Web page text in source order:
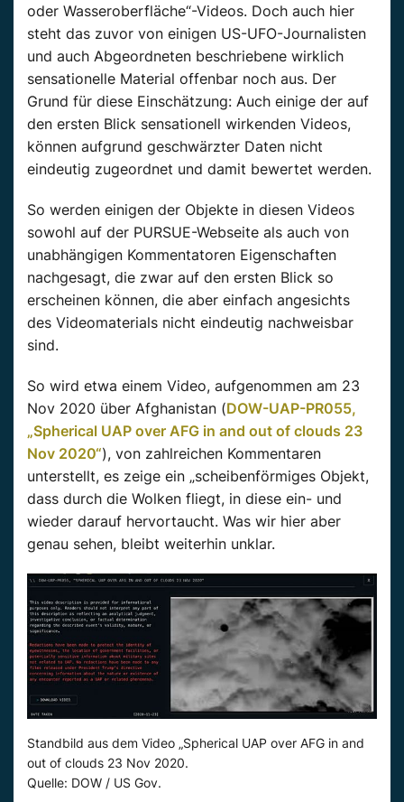
oder Wasseroberfläche“-Videos. Doch auch hier
steht das zuvor von einigen US-UFO-Journalisten
und auch Abgeordneten beschriebene wirklich
sensationelle Material offenbar noch aus. Der
Grund für diese Einschätzung: Auch einige der auf
den ersten Blick sensationell wirkenden Videos,
können aufgrund geschwärzter Daten nicht
eindeutig zugeordnet und damit bewertet werden.
So werden einigen der Objekte in diesen Videos
sowohl auf der PURSUE-Webseite als auch von
unabhängigen Kommentatoren Eigenschaften
nachgesagt, die zwar auf den ersten Blick so
erscheinen können, die aber einfach angesichts
des Videomaterials nicht eindeutig nachweisbar
sind.
So wird etwa einem Video, aufgenommen am 23
Nov 2020 über Afghanistan (DOW-UAP-PR055,
„Spherical UAP over AFG in and out of clouds 23
Nov 2020“), von zahlreichen Kommentaren
unterstellt, es zeige ein „scheibenförmiges Objekt,
dass durch die Wolken fliegt, in diese ein- und
wieder darauf hervortaucht. Was wir hier aber
genau sehen, bleibt weiterhin unklar.
Standbild aus dem Video „Spherical UAP over AFG in and
out of clouds 23 Nov 2020.
Quelle: DOW / US Gov.